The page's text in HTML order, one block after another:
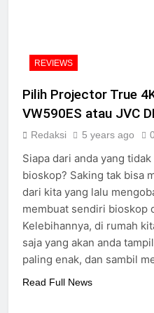
REVIEWS
Pilih Projector True
VW590ES atau JVC
Redaksi 5 years ago
Siapa dari anda yang
bioskop? Saking tak bisa
dari kita yang lalu
membuat sendiri bioskop
Kelebihannya, di rumah
saja yang akan anda
paling enak, dan sambil
Read Full News